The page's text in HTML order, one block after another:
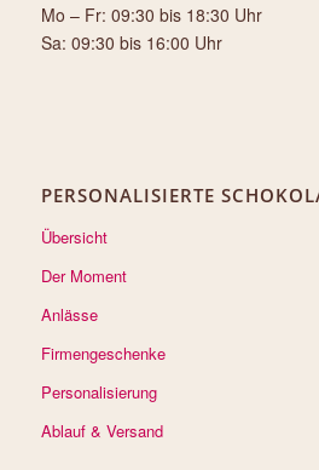
Mo – Fr: 09:30 bis 18:30 Uhr
Sa: 09:30 bis 16:00 Uhr
PERSONALISIERTE
Übersicht
Der Moment
Anlässe
Firmengeschenke
Personalisierung
Ablauf & Versand